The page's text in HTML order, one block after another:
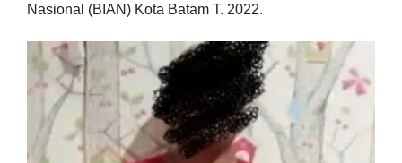
Nasional (BIAN) Kota Batam T. 2022.